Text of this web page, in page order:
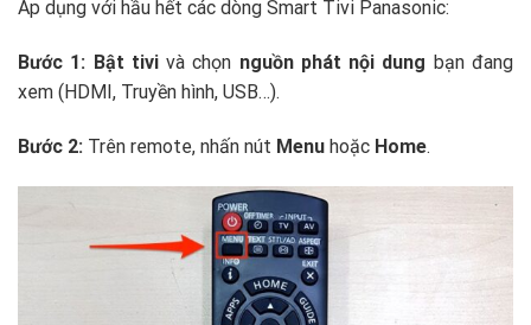
Áp dụng với hầu hết các dòng Smart Tivi Panasonic:
Bước 1: Bật tivivà chọn nguồn phát nội dung bạn đang
xem (HDMI, Truyền hình, USB…).
Bước 2: Trên remote, nhấn nút Menu hoặc Home.